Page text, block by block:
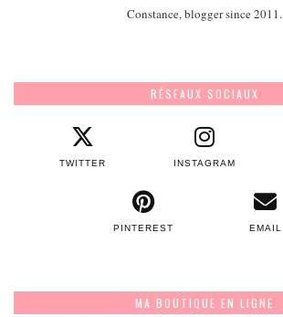
Constance, blogger since 2011.
RÉSEAUX SOCIAUX
TWITTER INSTAGRAM
PINTEREST EMAIL
MA BOUTIQUE EN LIGNE